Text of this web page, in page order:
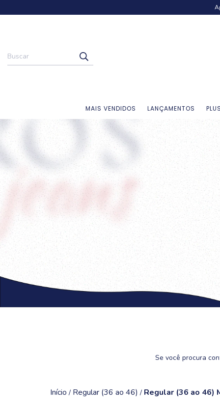
MAIS VENDIDOS LANÇAMENTOS
Se você procura
Início / Regular (36 ao 46) / Regular (36 ao 46)